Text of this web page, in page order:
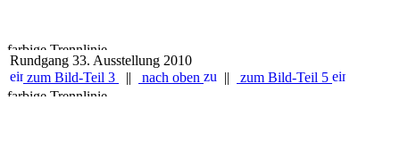
Rundgang 33. Ausstellung 2010
zum Bild-Teil 3
|| nach oben || zum Bild-Teil 5